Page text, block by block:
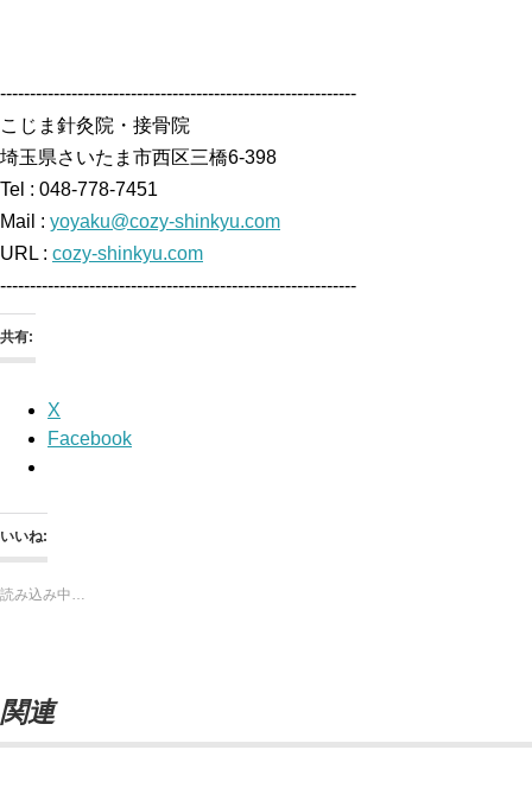
------------------------------------------------------------
こじま針灸院・接骨院
埼玉県さいたま市西区三橋6-398
Tel : 048-778-7451
Mail : yoyaku@cozy-shinkyu.com
URL : cozy-shinkyu.com
------------------------------------------------------------
共有:
X
Facebook
いいね:
読み込み中…
関連